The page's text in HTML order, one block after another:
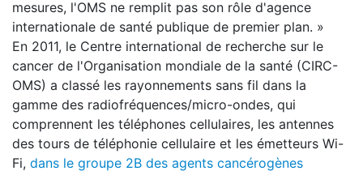
mesures, l'OMS ne remplit pas son rôle d'agence
internationale de santé publique de premier plan. »
En 2011, le Centre international de recherche sur le
cancer de l'Organisation mondiale de la santé (CIRC-
OMS) a classé les rayonnements sans fil dans la
gamme des radiofréquences/micro-ondes, qui
comprennent les téléphones cellulaires, les antennes
des tours de téléphonie cellulaire et les émetteurs Wi-
Fi, dans le groupe 2B des agents cancérogènes